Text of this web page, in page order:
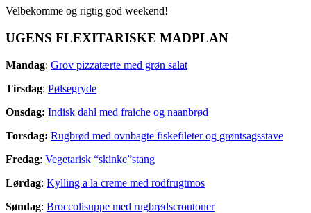
Velbekomme og rigtig god weekend!
UGENS FLEXITARISKE MADPLAN
Mandag: Grov pizzatærte med grøn salat
Tirsdag: Pølsegryde
Onsdag: Indisk dahl med fraiche og naanbrød
Torsdag: Rugbrød med ovnbagte fiskefileter og grøntsagsstave
Fredag: Vegetarisk “skinke”stang
Lørdag: Kylling a la creme med rodfrugtmos
Søndag: Broccolisuppe med rugbrødscroutoner